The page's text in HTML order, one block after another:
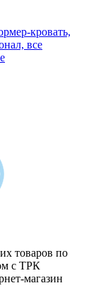
кровать,
все
товаров по
с ТРК
магазин